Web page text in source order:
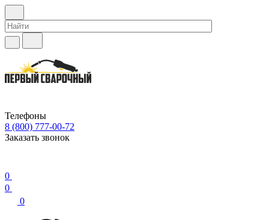
Телефоны
8 (800) 777-00-72
Заказать звонок
0
0
0